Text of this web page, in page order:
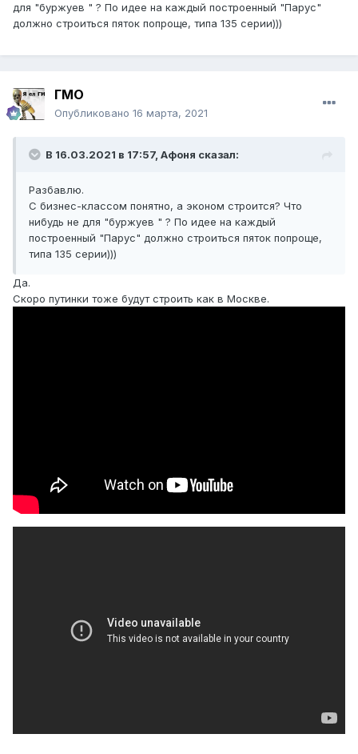
для "буржуев " ? По идее на каждый построенный "Парус"
должно строиться пяток попроще, типа 135 серии)))
ГМО
Опубликовано 16 марта, 2021
В 16.03.2021 в 17:57, Афоня сказал:
Разбавлю.
С бизнес-классом понятно, а эконом строится? Что
нибудь не для "буржуев " ? По идее на каждый
построенный "Парус" должно строиться пяток попроще,
типа 135 серии)))
Да.
Скоро путинки тоже будут строить как в Москве.